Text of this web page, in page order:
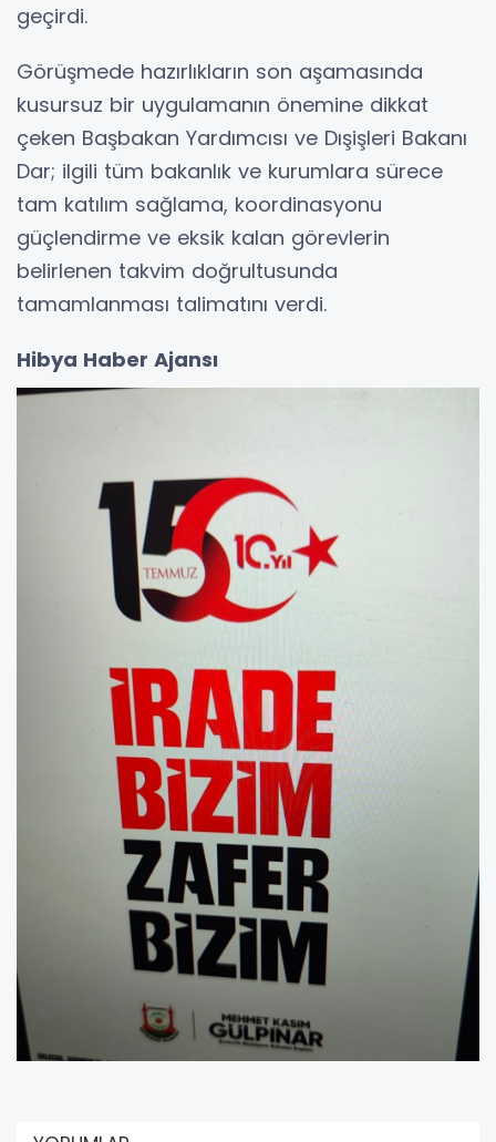
geçirdi.
Görüşmede hazırlıkların son aşamasında
kusursuz bir uygulamanın önemine dikkat
çeken Başbakan Yardımcısı ve Dışişleri Bakanı
Dar; ilgili tüm bakanlık ve kurumlara sürece
tam katılım sağlama, koordinasyonu
güçlendirme ve eksik kalan görevlerin
belirlenen takvim doğrultusunda
tamamlanması talimatını verdi.
Hibya Haber Ajansı